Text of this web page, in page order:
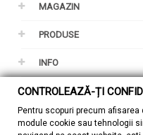
MAGAZIN
PRODUSE
INFO
CONTUL TAU
GDPR
CONTROLEAZĂ-ȚI
Pentru scopuri precum
module cookie sau tehnologii